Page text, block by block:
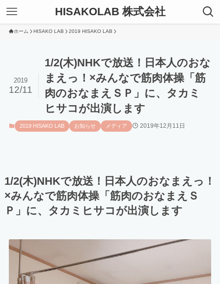
HISAKOLAB 株式会社
ホーム HISAKO LAB 2019 HISAKO LAB
1/2(木)NHKで放送！日本人のおな
まえっ！×みんなで筋肉体操「筋
肉のおなまえＳＰ」に、タカミ
ヒサコが出演します
2019
12/11
2019 HISAKO LAB お知らせ メディア 2019年12月11日
1/2(木)NHKで放送！日本人のおなまえっ！
×みんなで筋肉体操「筋肉のおなまえＳ
Ｐ」に、タカミヒサコが出演します